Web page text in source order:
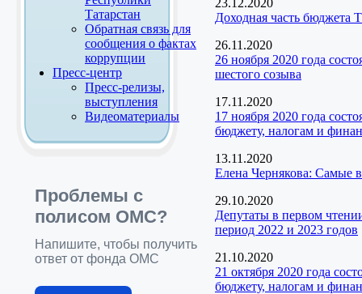
Татарстан
Обратная связь для
сообщения о фактах
коррупции
Пресс-центр
Пресс-релизы,
выступления
Видеоматериалы
Проблемы с
полисом ОМС?
Напишите, чтобы получить
ответ от фонда ОМС
23.12.2020
Доходная часть
26.11.2020
26 ноября 2020 года
шестого созыва
17.11.2020
17 ноября 2020 года
бюджету, налогам и
13.11.2020
Елена Чернякова: Самые
29.10.2020
Депутаты в первом
период 2022 и 2023 годов
21.10.2020
21 октября 2020 года
бюджету, налогам и